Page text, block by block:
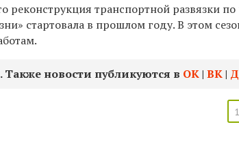
реконструкция транспортной развязки по
стартовала в прошлом году. В этом
. Также новости публикуются в ОК| ВК|
1